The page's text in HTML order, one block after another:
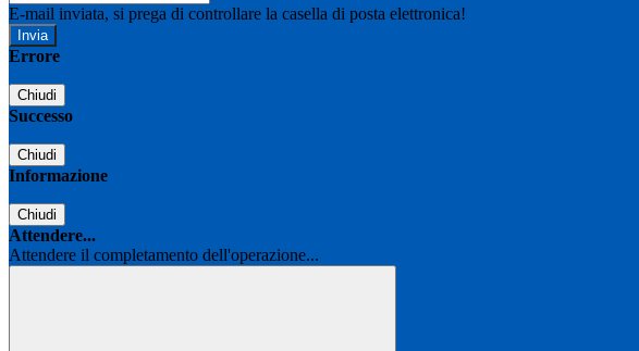
E-mail inviata, si prega di controllare la casella di posta elettronica!
Errore
Chiudi
Successo
Chiudi
Informazione
Chiudi
Attendere...
Attendere il completamento dell'operazione...